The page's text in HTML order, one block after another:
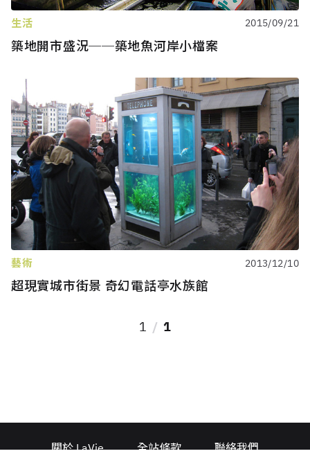
生活 2015/09/21
築地開市盛況──築地魚河岸小檔案
藝術 2013/12/10
超現實城市街景 奇幻電話亭水族館
1 1
關於 LaVie 全站條款
聯絡我們